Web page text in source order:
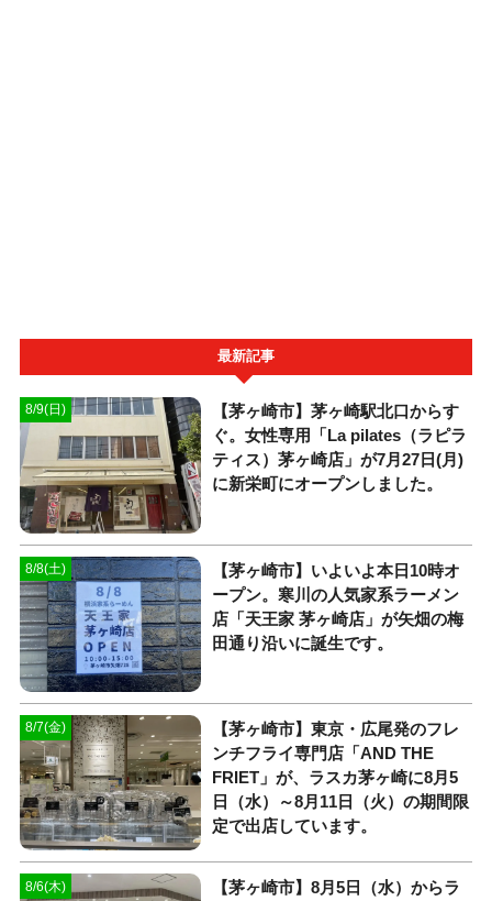
最新記事
8/9(日)
【茅ヶ崎市】茅ヶ崎駅北口からす
ぐ。女性専用「La pilates（ラピラ
ティス）茅ヶ崎店」が7月27日(月)
に新栄町にオープンしました。
8/8(土)
【茅ヶ崎市】いよいよ本日10時オ
ープン。寒川の人気家系ラーメン
店「天王家 茅ヶ崎店」が矢畑の梅
田通り沿いに誕生です。
8/7(金)
【茅ヶ崎市】東京・広尾発のフレ
ンチフライ専門店「AND THE
FRIET」が、ラスカ茅ヶ崎に8月5
日（水）～8月11日（火）の期間限
定で出店しています。
8/6(木)
【茅ヶ崎市】8月5日（水）からラ